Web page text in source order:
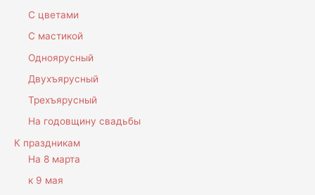
С цветами
С мастикой
Одноярусный
Двухъярусный
Трехъярусный
На годовщину свадьбы
К праздникам
На 8 марта
к 9 мая